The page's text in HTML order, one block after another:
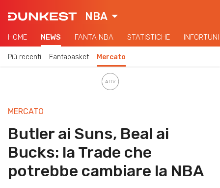
NBA
HOME NEWS FANTA NBA STATISTICHE INFORTUNI
Più recenti Fantabasket Mercato
MERCATO
Butler ai Suns, Beal ai
Bucks: la Trade che
potrebbe cambiare la NBA